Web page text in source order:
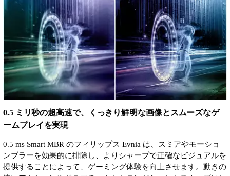
0.5 ミリ秒の超高速で、くっきり鮮明な画像とスムーズなゲ
ームプレイを実現
0.5 ms Smart MBR のフィリップス Evnia は、スミアやモーショ
ンブラーを効果的に排除し、よりシャープで正確なビジュアルを
提供することによって、ゲーミング体験を向上させます。動きの